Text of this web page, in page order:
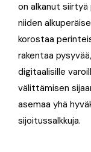
on alkanut
niiden
korostaa
rakentaa
digitaalisille
välittämisen
asemaa yhä
sijoitussalkkuja.